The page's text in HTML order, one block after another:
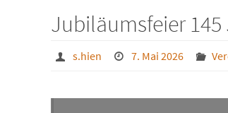
Jubiläumsfeier 145
s.hien 7. Mai 2026